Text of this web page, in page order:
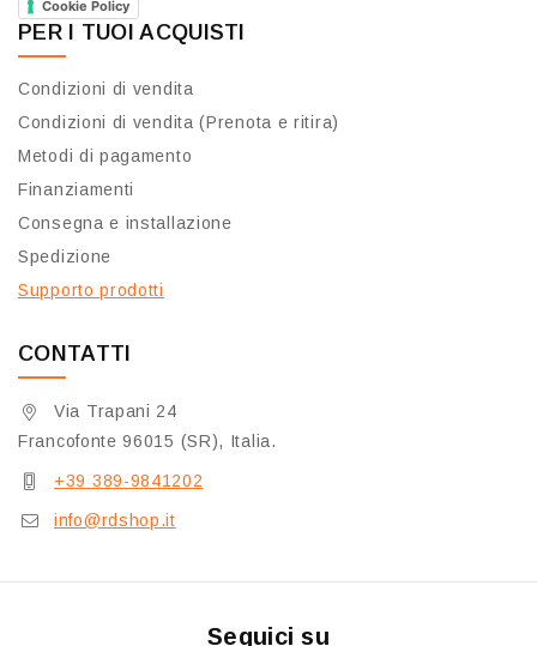
Cookie Policy
PER I TUOI ACQUISTI
Condizioni di vendita
Condizioni di vendita (Prenota e ritira)
Metodi di pagamento
Finanziamenti
Consegna e installazione
Spedizione
Supporto prodotti
CONTATTI
Via Trapani 24
Francofonte 96015 (SR), Italia.
+39 389-9841202
info@rdshop.it
Seguici su